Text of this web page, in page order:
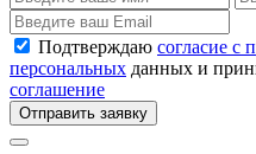
Подтверждаю согласие с
персональных данных и
соглашение
Отправить заявку